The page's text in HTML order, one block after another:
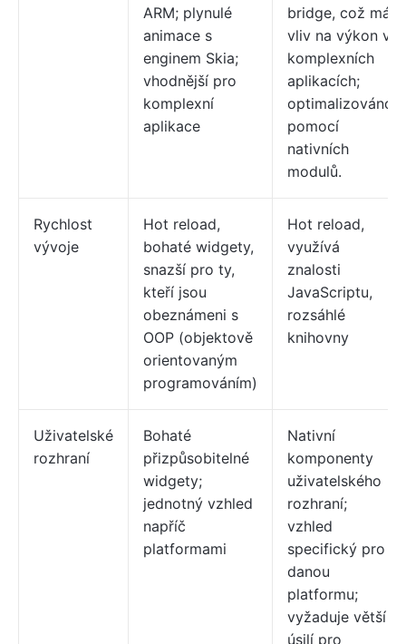
ARM; plynulé
animace s
enginem Skia;
vhodnější pro
komplexní
aplikace
bridge, což má
vliv na výkon v
komplexních
aplikacích;
optimalizováno
pomocí
nativních
modulů.
Rychlost
vývoje
Hot reload,
bohaté widgety,
snazší pro ty,
kteří jsou
obeznámeni s
OOP (objektově
orientovaným
programováním)
Hot reload,
využívá
znalosti
JavaScriptu,
rozsáhlé
knihovny
Uživatelské
rozhraní
Bohaté
přizpůsobitelné
widgety;
jednotný vzhled
napříč
platformami
Nativní
komponenty
uživatelského
rozhraní;
vzhled
specifický pro
danou
platformu;
vyžaduje větší
úsilí pro